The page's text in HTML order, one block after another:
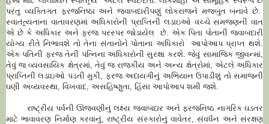
પરંતુ વ્યક્તિગત ફરજનિષ્ઠા અને જવાબદારીપણું લોકરાજને મજબુત બનાવે છે.
સ્વાતંત્ર્યતાના વાતાવરણમાં અધિકારોની પ્રાપ્તિની લડાઇઓ વચ્ચે સમજણની વાત
એ છે કે અધિકાર અને ફરજ પરસ્પર જોડાયેલ છે. એક પિતા પોતાની જવાબદારી
યોગ્ય રીતે નિભાવશે તો તેના સંતાનોને પોતાના અધિકારો આપોઆપ પ્રાપ્ત થશે.
એક પતિની ફરજ તેની પત્નિના અધિકારોની સુરક્ષા કરશે. જેવું સામાજિક જીવન્માં,
તેવું જ વ્યવસાયિક ક્ષેત્રમાં, તેવું જ રાજકીય અને અન્ય ક્ષેત્રોમાં, એટલે અધિકાર
પ્રાપ્તિની લડાઇઓ પડતી મુકી, ફરજ અદાયગીનું અભિયાન ઉપાડીશું તો સમાજની
ઘણી અવ્યવસ્થા, વિખવાદ, અસહિષ્ણુતા, હિંસા આપોઆપ શમી જશે.
રાષ્ટ્રીય પર્વની ઊજવણીનું લક્ષ્ય જવાબદાર અને ફરજનિષ્ઠ નાગરિક ઘડતર
માટે ભાવાવરણ નિર્માણ કરવાનું, રાષ્ટ્રીય સંસ્કારોનું વાવેતર, સંવર્ધન અને સંરક્ષણ